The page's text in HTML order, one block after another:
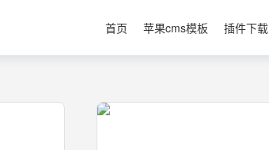
首页 苹果cms模板 插件下载